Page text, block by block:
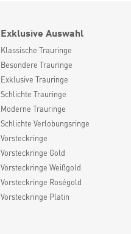
Exklusive Auswahl
Klassische Trauringe
Besondere Trauringe
Exklusive Trauringe
Schlichte Trauringe
Moderne Trauringe
Schlichte Verlobungsringe
Vorsteckringe
Vorsteckringe Gold
Vorsteckringe Weißgold
Vorsteckringe Roségold
Vorsteckringe Platin